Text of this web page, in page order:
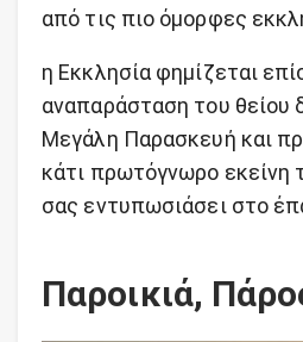
από τις πιο όμορφες
η Εκκλησία φημίζεται
αναπαράσταση του θείου
Μεγάλη Παρασκευή και
κάτι πρωτόγνωρο εκείνη
σας εντυπωσιάσει στο
Παροικιά,